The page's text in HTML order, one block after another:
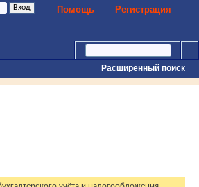
Регистрация
Помощь
Расширенный поиск